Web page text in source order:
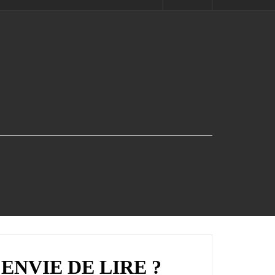
ENVIE DE LIRE ?